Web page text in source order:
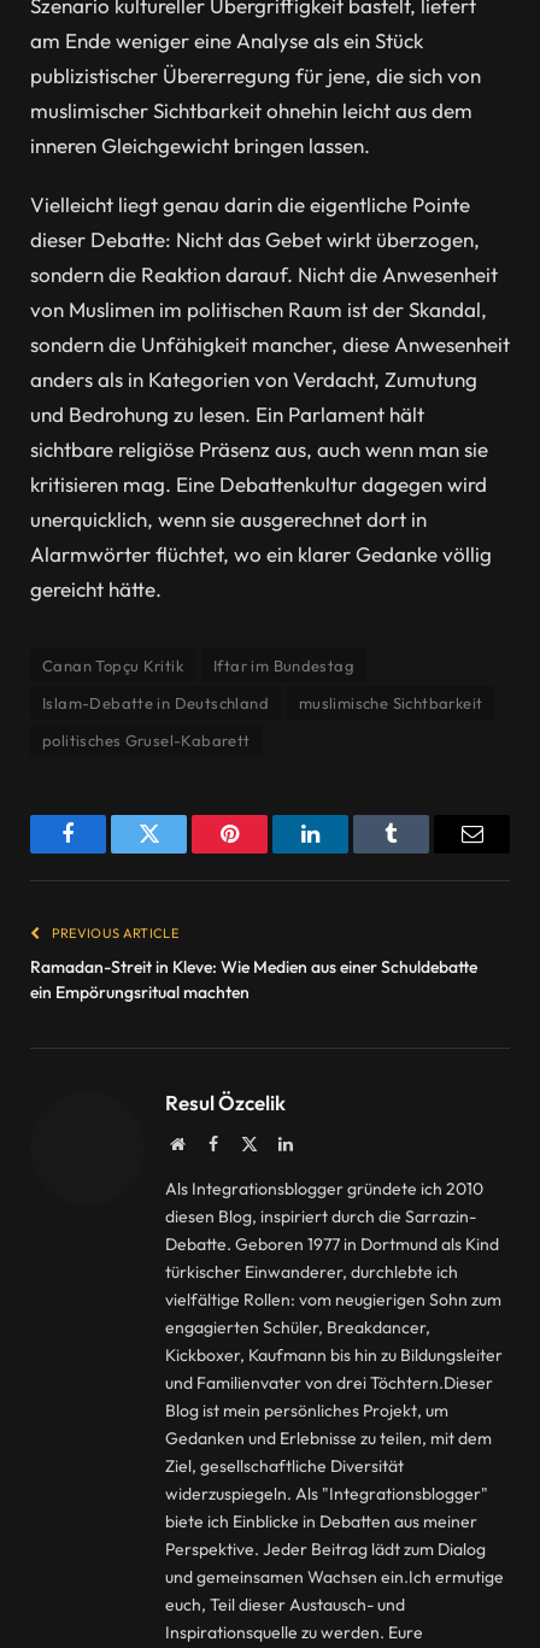
Szenario kultureller Übergriffigkeit bastelt, liefert
am Ende weniger eine Analyse als ein Stück
publizistischer Übererregung für jene, die sich von
muslimischer Sichtbarkeit ohnehin leicht aus dem
inneren Gleichgewicht bringen lassen.
Vielleicht liegt genau darin die eigentliche Pointe
dieser Debatte: Nicht das Gebet wirkt überzogen,
sondern die Reaktion darauf. Nicht die Anwesenheit
von Muslimen im politischen Raum ist der Skandal,
sondern die Unfähigkeit mancher, diese Anwesenheit
anders als in Kategorien von Verdacht, Zumutung
und Bedrohung zu lesen. Ein Parlament hält
sichtbare religiöse Präsenz aus, auch wenn man sie
kritisieren mag. Eine Debattenkultur dagegen wird
unerquicklich, wenn sie ausgerechnet dort in
Alarmwörter flüchtet, wo ein klarer Gedanke völlig
gereicht hätte.
Canan Topçu Kritik
Iftar im Bundestag
Islam-Debatte in Deutschland
muslimische Sichtbarkeit
politisches Grusel-Kabarett
FacebookTwitter Pinterest LinkedInTumblr
PREVIOUS ARTICLE
Ramadan-Streit in Kleve: Wie Medien aus einer Schuldebatte
ein Empörungsritual machten
Resul Özcelik
WebsiteFacebook LinkedIn
Als Integrationsblogger gründete ich 2010
diesen Blog, inspiriert durch die Sarrazin-
Debatte. Geboren 1977 in Dortmund als Kind
türkischer Einwanderer, durchlebte ich
vielfältige Rollen: vom neugierigen Sohn zum
engagierten Schüler, Breakdancer,
Kickboxer, Kaufmann bis hin zu Bildungsleiter
und Familienvater von drei Töchtern.Dieser
Blog ist mein persönliches Projekt, um
Gedanken und Erlebnisse zu teilen, mit dem
Ziel, gesellschaftliche Diversität
widerzuspiegeln. Als "Integrationsblogger"
biete ich Einblicke in Debatten aus meiner
Perspektive. Jeder Beitrag lädt zum Dialog
und gemeinsamen Wachsen ein.Ich ermutige
euch, Teil dieser Austausch- und
Inspirationsquelle zu werden. Eure